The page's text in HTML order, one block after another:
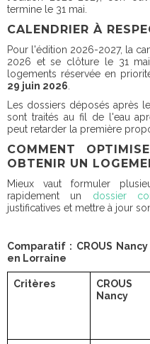
termine le 31 mai.
CALENDRIER À
Pour l'édition 2026-2027, la
2026 et se clôture le 31
logements réservée en
29 juin 2026
Les dossiers déposés après
sont traités au fil de l'eau
peut retarder la première
COMMENT
OBTENIR UN
Mieux vaut formuler
rapidement un dossier
justificatives et mettre à jour
Comparatif : CROUS
en Lorraine
Critères
CROUS
Nancy